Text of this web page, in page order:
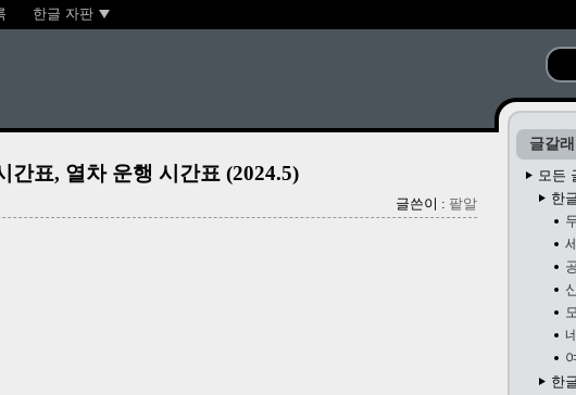
한글 자판
간표, 열차 운행 시간표 (2024.5)
글쓴이 : 팥알
글갈래
모든
한
한